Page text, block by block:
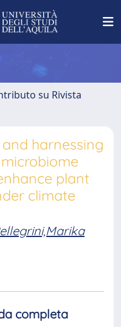
su Rivista
harnessing
plant
climate
completa